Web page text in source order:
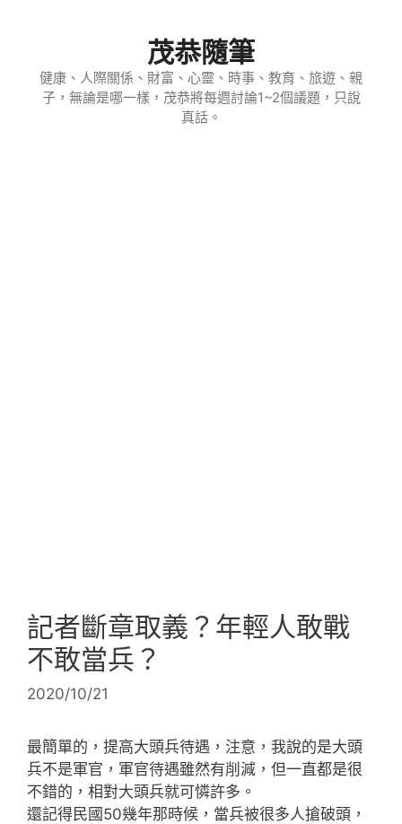
茂恭隨筆
健康、人際關係、財富、心靈、時事、教育、旅遊、親
子，無論是哪一樣，茂恭將每週討論1~2個議題，只說
真話。
記者斷章取義？年輕人敢戰
不敢當兵？
2020/10/21
最簡單的，提高大頭兵待遇，注意，我說的是大頭
兵不是軍官，軍官待遇雖然有削減，但一直都是很
不錯的，相對大頭兵就可憐許多。
還記得民國50幾年那時候，當兵被很多人搶破頭，